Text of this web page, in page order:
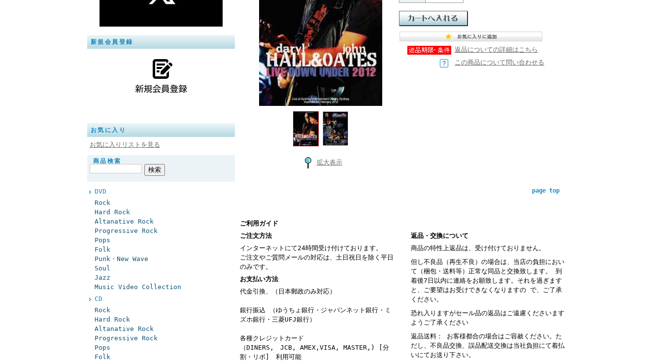
新規会員登録
お気に入り
お気に入りリストを見る
商品検索
DVD
Rock
Hard Rock
Altanative Rock
Progressive Rock
Pops
Folk
Punk・New Wave
Soul
Jazz
Music Video Collection
CD
Rock
Hard Rock
Altanative Rock
Progressive Rock
Pops
Folk
拡大表示
返品についての詳細はこちら
この商品について問い合わせる
page top
ご利用ガイド
ご注文方法
インターネットにて24時間受け付けております。
ご注文やご質問メールの対応は、土日祝日を除く平日
のみです。
お支払い方法
代金引換、（日本郵政のみ対応）
銀行振込 （ゆうちょ銀行・ジャパンネット銀行・ミ
ズホ銀行・三菱UFJ銀行）
各種クレジットカード
（DINERS, JCB, AMEX,VISA, MASTER,) [分
割・リボ] 利用可能
返品・交換について
商品の特性上返品は、受け付けておりません。
但し不良品（再生不良）の場合は、当店の負担におい
て（梱包・送料等）正常な同品と交換致します。 到
着後7日以内に連絡をお願致します。それを過ぎます
と、ご要望はお受けできなくなりますの で、ご了承
ください。
恐れ入りますがセール品の返品はご遠慮くださいます
ようご了承ください
返品送料： お客様都合の場合はご容赦ください。た
だし、不良品交換、誤品配送交換は当社負担にて着払
いにてお送り下さい。